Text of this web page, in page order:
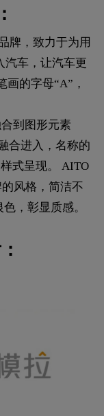
牌，致力于为用
汽车，让汽车更
的字母“A”，
到图形元素
合进入，名称的
式呈现。 AITO
风格，简洁不
，彰显质感。